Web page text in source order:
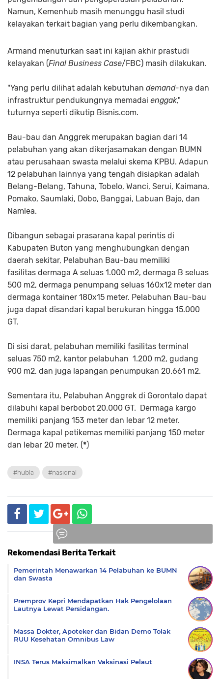
Namun, Kemenhub masih menunggu hasil studi
kelayakan terkait bagian yang perlu dikembangkan.
Armand menuturkan saat ini kajian akhir prastudi
kelayakan (Final Business Case/FBC) masih dilakukan.
"Yang perlu dilihat adalah kebutuhan demand-nya dan
infrastruktur pendukungnya memadai enggak,"
tuturnya seperti dikutip Bisnis.com.
Bau-bau dan Anggrek merupakan bagian dari 14
pelabuhan yang akan dikerjasamakan dengan BUMN
atau perusahaan swasta melalui skema KPBU. Adapun
12 pelabuhan lainnya yang tengah disiapkan adalah
Belang-Belang, Tahuna, Tobelo, Wanci, Serui, Kaimana,
Pomako, Saumlaki, Dobo, Banggai, Labuan Bajo, dan
Namlea.
Dibangun sebagai prasarana kapal perintis di
Kabupaten Buton yang menghubungkan dengan
daerah sekitar, Pelabuhan Bau-bau memiliki
fasilitas dermaga A seluas 1.000 m2, dermaga B seluas
500 m2, dermaga penumpang seluas 160x12 meter dan
dermaga kontainer 180x15 meter. Pelabuhan Bau-bau
juga dapat disandari kapal berukuran hingga 15.000
GT.
Di sisi darat, pelabuhan memiliki fasilitas terminal
seluas 750 m2, kantor pelabuhan 1.200 m2, gudang
900 m2, dan juga lapangan penumpukan 20.661 m2.
Sementara itu, Pelabuhan Anggrek di Gorontalo dapat
dilabuhi kapal berbobot 20.000 GT. Dermaga kargo
memiliki panjang 153 meter dan lebar 12 meter.
Dermaga kapal petikemas memiliki panjang 150 meter
dan lebar 20 meter. (*)
#hubla #nasional
Rekomendasi Berita Terkait
Pemerintah Menawarkan 14 Pelabuhan ke BUMN
dan Swasta
Premprov Kepri Mendapatkan Hak Pengelolaan
Lautnya Lewat Persidangan.
Massa Dokter, Apoteker dan Bidan Demo Tolak
RUU Kesehatan Omnibus Law
INSA Terus Maksimalkan Vaksinasi Pelaut